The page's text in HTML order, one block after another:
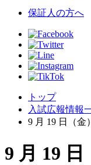
保証人の方へ
トップ
入試広報情報
9 月 19 日（金
9 月 19